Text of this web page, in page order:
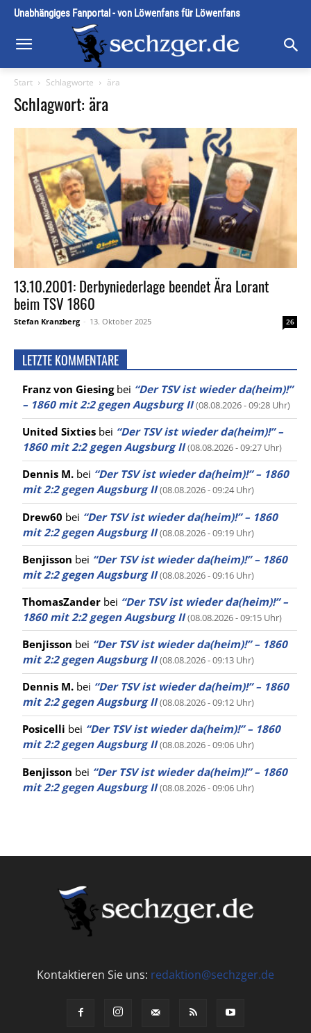
Unabhängiges Fanportal - von Löwenfans für Löwenfans
Start Schlagworte ära
Schlagwort: ära
13.10.2001: Derbyniederlage beendet Ära Lorant
beim TSV 1860
Stefan Kranzberg - 13. Oktober 2025 26
LETZTE KOMMENTARE
Franz von Giesingbei “Der TSV ist wieder da(heim)!”
– 1860 mit 2:2 gegen Augsburg II (08.08.2026 - 09:28 Uhr)
United Sixties bei “Der TSV ist wieder da(heim)!” –
1860 mit 2:2 gegen Augsburg II (08.08.2026 - 09:27 Uhr)
Dennis M. bei “Der TSV ist wieder da(heim)!” – 1860
mit 2:2 gegen Augsburg II (08.08.2026 - 09:24 Uhr)
Drew60 bei “Der TSV ist wieder da(heim)!” – 1860
mit 2:2 gegen Augsburg II (08.08.2026 - 09:19 Uhr)
Benjisson bei “Der TSV ist wieder da(heim)!” – 1860
mit 2:2 gegen Augsburg II (08.08.2026 - 09:16 Uhr)
ThomasZander bei “Der TSV ist wieder da(heim)!” –
1860 mit 2:2 gegen Augsburg II (08.08.2026 - 09:15 Uhr)
Benjisson bei “Der TSV ist wieder da(heim)!” – 1860
mit 2:2 gegen Augsburg II (08.08.2026 - 09:13 Uhr)
Dennis M. bei “Der TSV ist wieder da(heim)!” – 1860
mit 2:2 gegen Augsburg II (08.08.2026 - 09:12 Uhr)
Posicelli bei “Der TSV ist wieder da(heim)!” – 1860
mit 2:2 gegen Augsburg II (08.08.2026 - 09:06 Uhr)
Benjisson bei “Der TSV ist wieder da(heim)!” – 1860
mit 2:2 gegen Augsburg II (08.08.2026 - 09:06 Uhr)
Kontaktieren Sie uns: redaktion@sechzger.de